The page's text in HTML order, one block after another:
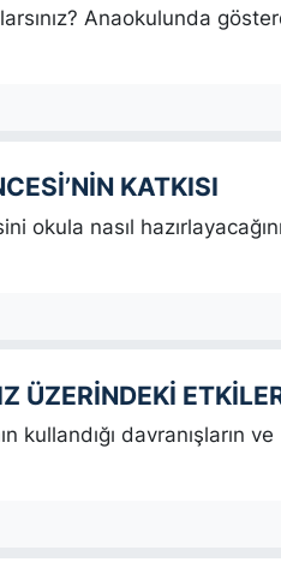
Anaokulunda
KATKISI
okula nasıl hazırlayacağını
ÜZERİNDEKİ
davranışların ve